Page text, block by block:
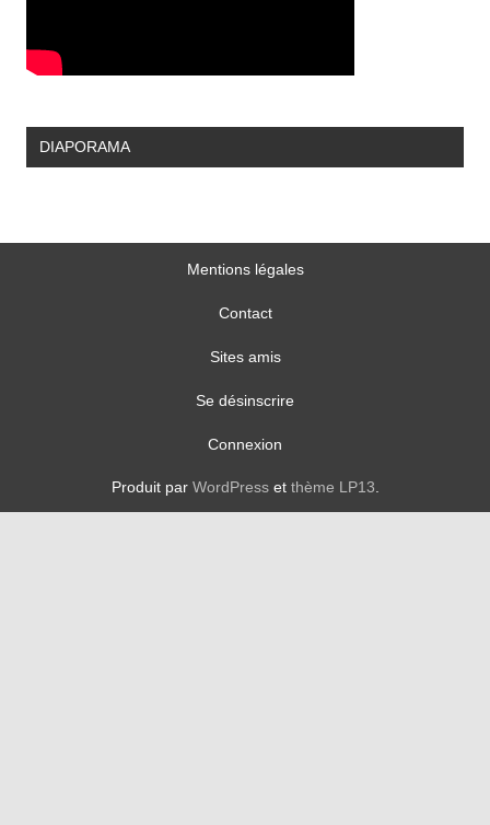
DIAPORAMA
Mentions légales
Contact
Sites amis
Se désinscrire
Connexion
Produit par WordPresset thème LP13.